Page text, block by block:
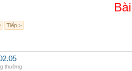
Tiếp >
thường